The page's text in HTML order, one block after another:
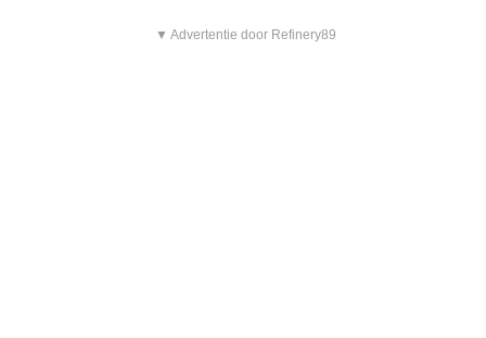
▼ Advertentie door Refinery89